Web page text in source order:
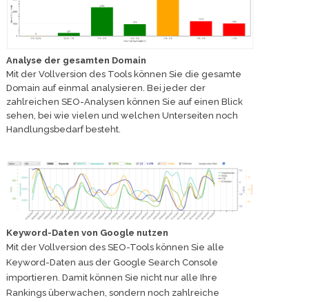
Analyse der gesamten Domain
Mit der Vollversion des Tools können Sie die gesamte
Domain auf einmal analysieren. Bei jeder der
zahlreichen SEO-Analysen können Sie auf einen Blick
sehen, bei wie vielen und welchen Unterseiten noch
Handlungsbedarf besteht.
Keyword-Daten von Google nutzen
Mit der Vollversion des SEO-Tools können Sie alle
Keyword-Daten aus der Google Search Console
importieren. Damit können Sie nicht nur alle Ihre
Rankings überwachen, sondern noch zahlreiche